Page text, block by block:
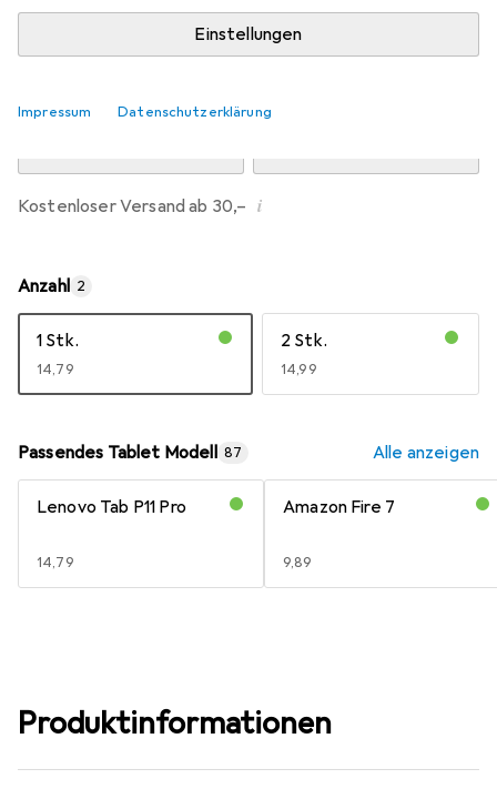
Einstellungen
Impressum Datenschutzerklärung
Kostenloser Versand ab 30,– i
Anzahl 2
1 Stk.
EUR
14,79
2 Stk.
EUR
14,99
Passendes Tablet Modell 87 Alle anzeigen
Lenovo Tab P11 Pro
EUR
14,79
Amazon Fire 7
EUR
9,89
Produktinformationen